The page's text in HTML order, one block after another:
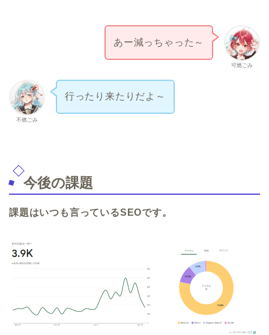
可燃ごみ
あー減っちゃった～
不燃ごみ
行ったり来たりだよ～
今後の課題
課題はいつも言っているSEOです。